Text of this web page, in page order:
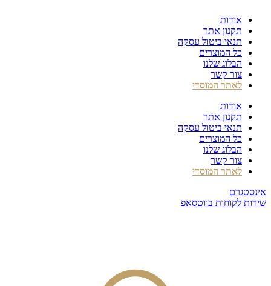
לתוכן
אודות
תקנון אתר
תנאי ביטול עסקה
כל המוצרים
הבלוג שלנו
צור קשר
לאתר המוסדי
אודות
תקנון אתר
תנאי ביטול עסקה
כל המוצרים
הבלוג שלנו
צור קשר
לאתר המוסדי
אינסטגרם
שירות לקוחות בווטסאפ